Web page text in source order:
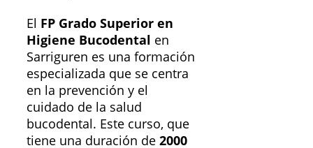
El FP Grado Superior en
Higiene Bucodental en
Sarriguren es una formación
especializada que se centra
en la prevención y el
cuidado de la salud
bucodental. Este curso, que
tiene una duración de 2000